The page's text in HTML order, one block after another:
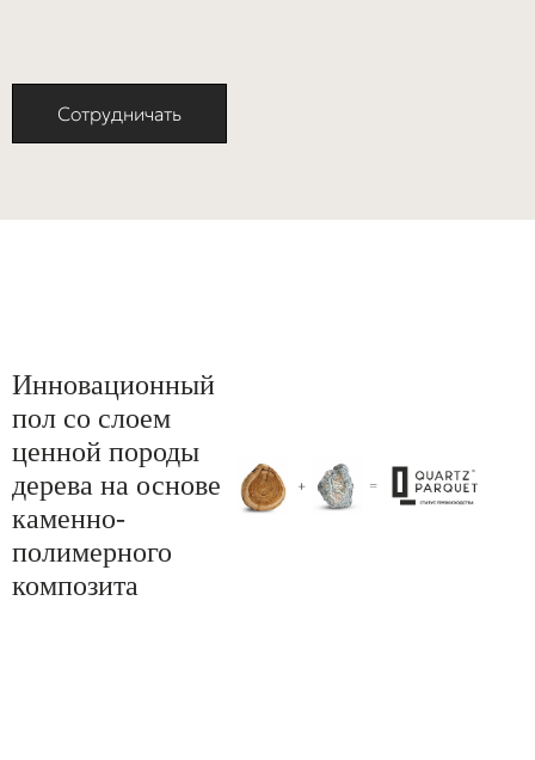
Сотрудничать
Инновационный
пол со слоем
ценной породы
дерева на основе
каменно-
полимерного
композита